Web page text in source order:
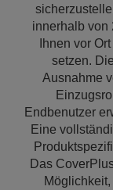
innerhalb von
Ihnen vor
setzen.
Ausnahme
Endbenutzer
Eine
Das